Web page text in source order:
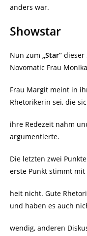
anders war.
Showstar
Nun zum „Star“ dieser
Novomatic Frau
Frau Margit meint in
Rhetorikerin sei, die
ihre Redezeit nahm
argumentierte.
Die letzten zwei
erste Punkt stimmt mit
heit nicht. Gute
und haben es auch
wendig, anderen